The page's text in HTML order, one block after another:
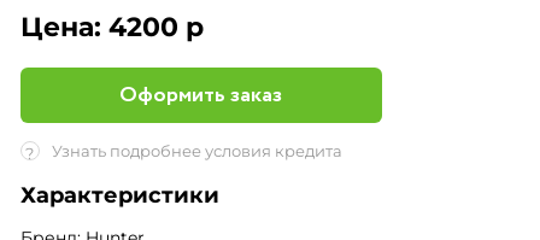
Цена: 4200 р
Оформить заказ
? Узнать подробнее условия кредита
Характеристики